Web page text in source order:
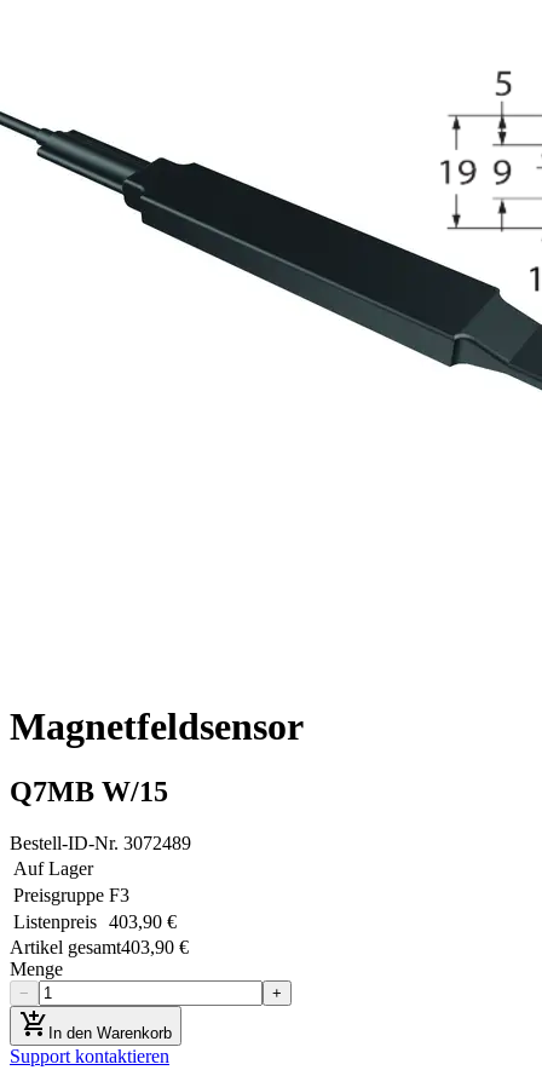
Magnetfeldsensor
Q7MB W/15
Bestell-ID-Nr. 3072489
Auf Lager
Preisgruppe F3
Listenpreis 403,90 €
Artikel gesamt403,90 €
Menge
− +
add_shopping_cart In den Warenkorb
Support kontaktieren